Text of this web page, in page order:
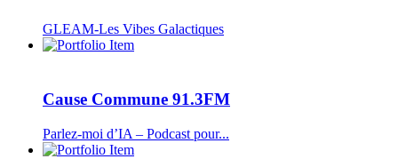
GLEAM-Les Vibes Galactiques
Cause Commune 91.3FM
Parlez-moi d’IA – Podcast pour...